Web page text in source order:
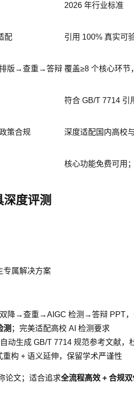
2026 年行业标准
配 引用 100% 真实可
版→查重→答辩 覆盖≥8 个核心环节
符合 GB/T 7714 引
策合规 深度适配国内高校
核心功能免费可用
度评测
专属解决方案
→查重→AIGC 检测→答辩 PPT，
测 ；完美适配高校 AI 检测要求
动生成 GB/T 7714 规范参考文献，
构 + 语义延伸，保留学术严谨性
论文；适合追求全流程高效 + 合规